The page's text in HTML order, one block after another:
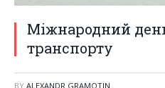
Міжнародний
транспорту
BY ALEXANDR GRAMOTIN